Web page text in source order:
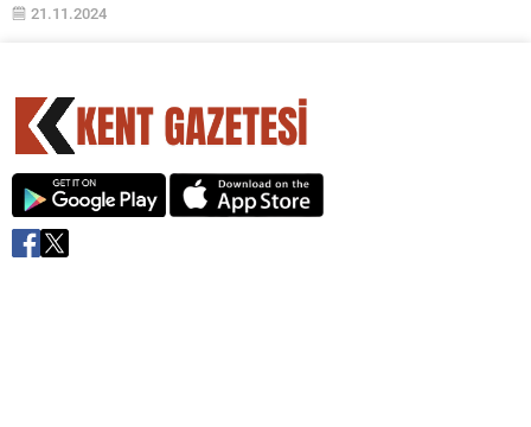
21.11.2024